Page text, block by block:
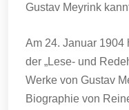
Gustav Meyrink
Am 24. Januar 1904
der „Lese- und
Werke von Gustav
Biographie von